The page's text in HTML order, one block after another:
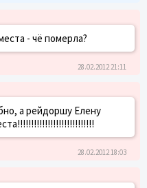
- чё померла?
28.02.2012 21:11
а рейдоршу Елену
28.02.2012 18:03